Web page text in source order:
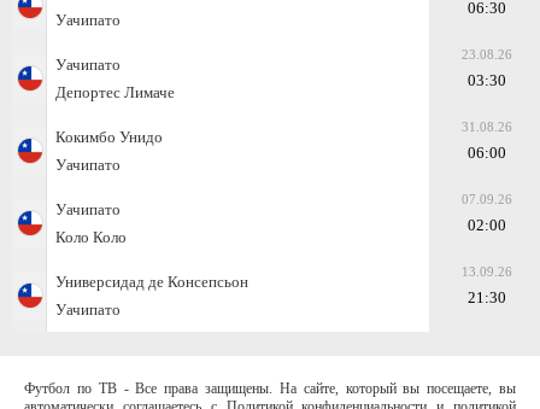
Уачипато
06:30
Уачипато
Депортес Лимаче
23.08.26
03:30
Кокимбо Унидо
Уачипато
31.08.26
06:00
Уачипато
Коло Коло
07.09.26
02:00
Универсидад де Консепсьон
Уачипато
13.09.26
21:30
Футбол по ТВ - Все права защищены. На сайте, который вы посещаете, вы